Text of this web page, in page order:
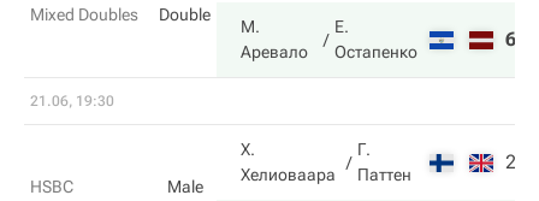
Mixed Doubles
Double
М.
Аревало
Е.
Остапенко
6
21.06, 19:30
HSBC
Male
Х.
Хелиоваара
Г.
Паттен
2